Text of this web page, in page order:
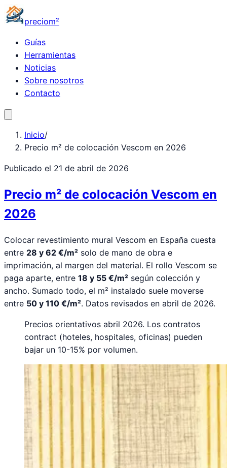
preciom²
Guías
Herramientas
Noticias
Sobre nosotros
Contacto
Inicio/
Precio m² de colocación Vescom en 2026
Publicado el 21 de abril de 2026
Precio m² de colocación Vescom en
2026
Colocar revestimiento mural Vescom en España cuesta
entre 28 y 62 €/m² solo de mano de obra e
imprimación, al margen del material. El rollo Vescom se
paga aparte, entre 18 y 55 €/m² según colección y
ancho. Sumado todo, el m² instalado suele moverse
entre 50 y 110 €/m². Datos revisados en abril de 2026.
Precios orientativos abril 2026. Los contratos
contract (hoteles, hospitales, oficinas) pueden
bajar un 10-15% por volumen.